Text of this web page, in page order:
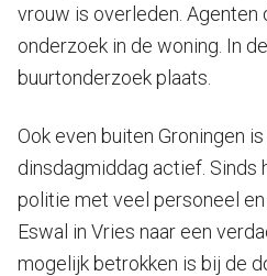
vrouw is overleden. Agenten
onderzoek in de woning. In
buurtonderzoek plaats.
Ook even buiten Groningen
dinsdagmiddag actief. Sinds
politie met veel personeel
Eswal in Vries naar een
mogelijk betrokken is bij de